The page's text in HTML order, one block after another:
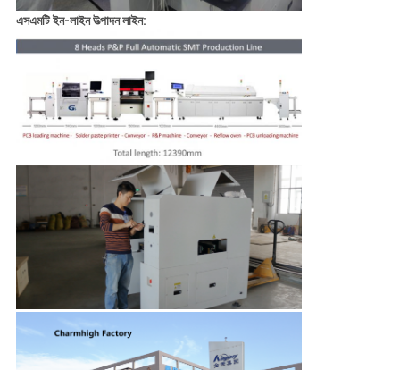
এসএমটি ইন-লাইন উত্পাদন লাইন: